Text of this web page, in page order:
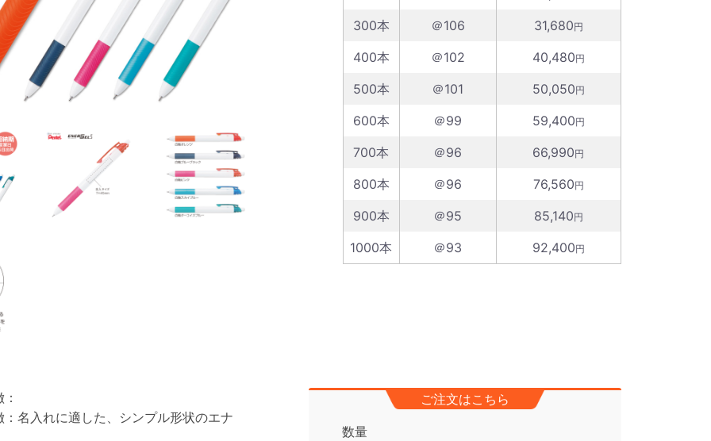
300本 ＠106 31,680円
400本 ＠102 40,480円
500本 ＠101 50,050円
600本 ＠99 59,400円
700本 ＠96 66,990円
800本 ＠96 76,560円
900本 ＠95 85,140円
1000本 ＠93 92,400円
ご注文はこちら
数量
名入れに適した、シンプル形状のエナ